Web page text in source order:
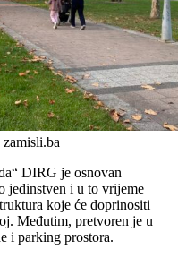
DIRG je osnovan
jedinstven i u to vrijeme
koje će doprinositi
Međutim, pretvoren je u
i parking prostora.